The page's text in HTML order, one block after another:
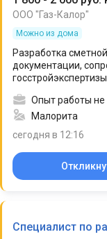
ООО "Газ-Калор"
Можно из дома
Разработка
документации,
госстройэкспертизы
Опыт работы не
Малорита
сегодня в 12:16
Специалист по